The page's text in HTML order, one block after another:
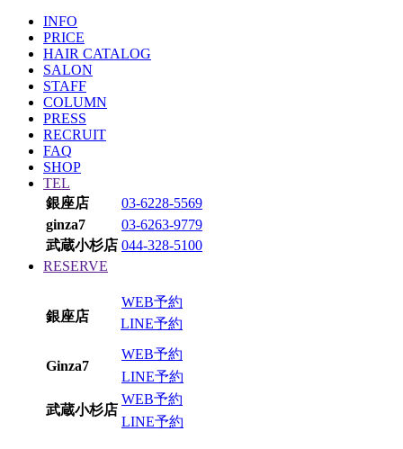
INFO
PRICE
HAIR CATALOG
SALON
STAFF
COLUMN
PRESS
RECRUIT
FAQ
SHOP
TEL
銀座店
03-6228-5569
ginza7
03-6263-9779
武蔵小杉店 044-328-5100
RESERVE
銀座店
WEB予約
LINE予約
Ginza7
WEB予約
LINE予約
武蔵小杉店
WEB予約
LINE予約